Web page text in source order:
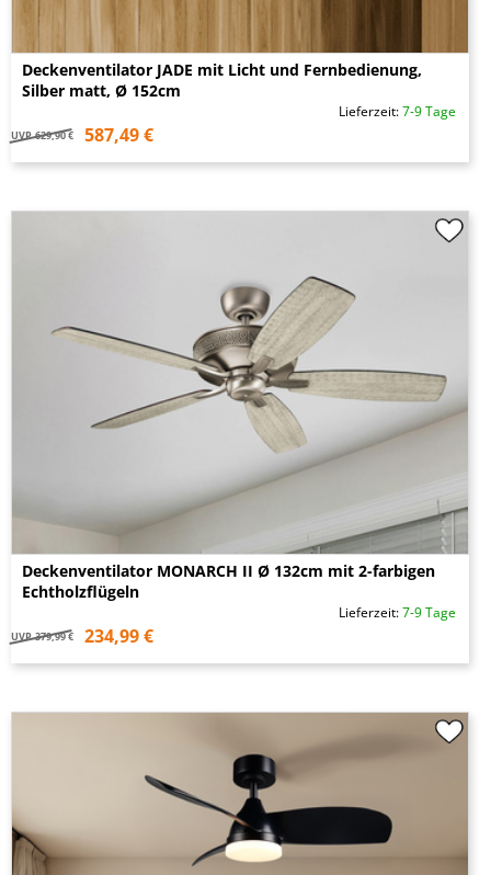
Deckenventilator JADE mit Licht und Fernbedienung,
Silber matt, Ø 152cm
Lieferzeit:7-9 Tage
UVP 629,90 € 587,49 €
Deckenventilator MONARCH II Ø 132cm mit 2-farbigen
Echtholzflügeln
Lieferzeit:7-9 Tage
UVP 379,99 € 234,99 €